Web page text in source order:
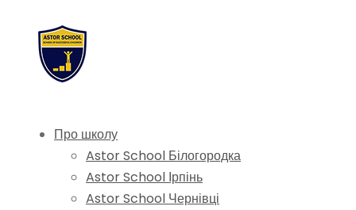
Про школу
Astor School Білогородка
Astor School Ірпінь
Astor School Чернівці